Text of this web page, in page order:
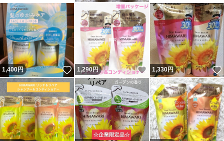
1,400円 いいね！
1,290円 いいね！
1,330円